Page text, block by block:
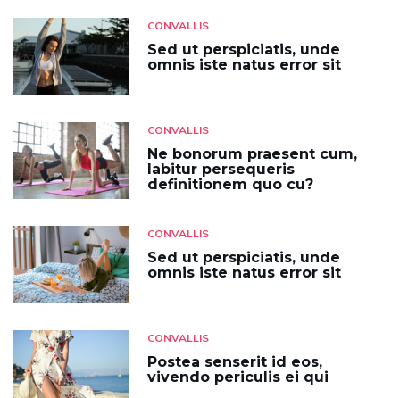
CONVALLIS
Sed ut perspiciatis, unde
omnis iste natus error sit
CONVALLIS
Ne bonorum praesent cum,
labitur persequeris
definitionem quo cu?
CONVALLIS
Sed ut perspiciatis, unde
omnis iste natus error sit
CONVALLIS
Postea senserit id eos,
vivendo periculis ei qui